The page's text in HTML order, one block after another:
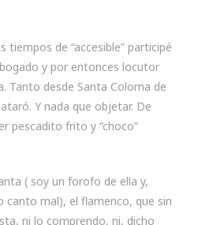
tiempos de “accesible” participé
y por entonces locutor
Tanto desde Santa Coloma de
Y nada que objetar. De
pescadito frito y “choco”
( soy un forofo de ella y,
canto mal), el flamenco, que sin
ni lo comprendo, ni, dicho